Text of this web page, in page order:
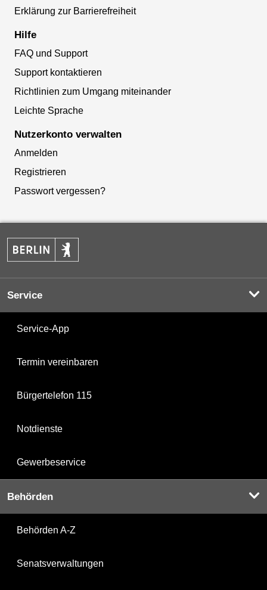
Erklärung zur Barrierefreiheit
Hilfe
FAQ und Support
Support kontaktieren
Richtlinien zum Umgang miteinander
Leichte Sprache
Nutzerkonto verwalten
Anmelden
Registrieren
Passwort vergessen?
Service
Service-App
Termin vereinbaren
Bürgertelefon 115
Notdienste
Gewerbeservice
Behörden
Behörden A-Z
Senatsverwaltungen